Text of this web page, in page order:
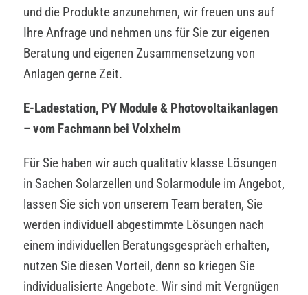
und die Produkte anzunehmen, wir freuen uns auf
Ihre Anfrage und nehmen uns für Sie zur eigenen
Beratung und eigenen Zusammensetzung von
Anlagen gerne Zeit.
E-Ladestation, PV Module & Photovoltaikanlagen
– vom Fachmann bei Volxheim
Für Sie haben wir auch qualitativ klasse Lösungen
in Sachen Solarzellen und Solarmodule im Angebot,
lassen Sie sich von unserem Team beraten, Sie
werden individuell abgestimmte Lösungen nach
einem individuellen Beratungsgespräch erhalten,
nutzen Sie diesen Vorteil, denn so kriegen Sie
individualisierte Angebote. Wir sind mit Vergnügen